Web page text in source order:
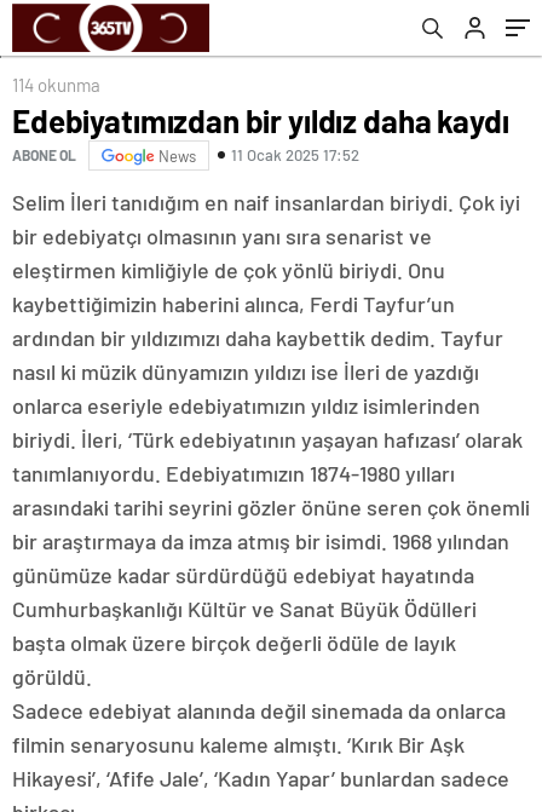
114 okunma
Edebiyatımızdan bir yıldız daha kaydı
ABONE OL News 11 Ocak 2025 17:52
Selim İleri tanıdığım en naif insanlardan biriydi. Çok iyi
bir edebiyatçı olmasının yanı sıra senarist ve
eleştirmen kimliğiyle de çok yönlü biriydi. Onu
kaybettiğimizin haberini alınca, Ferdi Tayfur’un
ardından bir yıldızımızı daha kaybettik dedim. Tayfur
nasıl ki müzik dünyamızın yıldızı ise İleri de yazdığı
onlarca eseriyle edebiyatımızın yıldız isimlerinden
biriydi. İleri, ‘Türk edebiyatının yaşayan hafızası’ olarak
tanımlanıyordu. Edebiyatımızın 1874-1980 yılları
arasındaki tarihi seyrini gözler önüne seren çok önemli
bir araştırmaya da imza atmış bir isimdi. 1968 yılından
günümüze kadar sürdürdüğü edebiyat hayatında
Cumhurbaşkanlığı Kültür ve Sanat Büyük Ödülleri
başta olmak üzere birçok değerli ödüle de layık
görüldü.
Sadece edebiyat alanında değil sinemada da onlarca
filmin senaryosunu kaleme almıştı. ‘Kırık Bir Aşk
Hikayesi’, ‘Afife Jale’, ‘Kadın Yapar’ bunlardan sadece